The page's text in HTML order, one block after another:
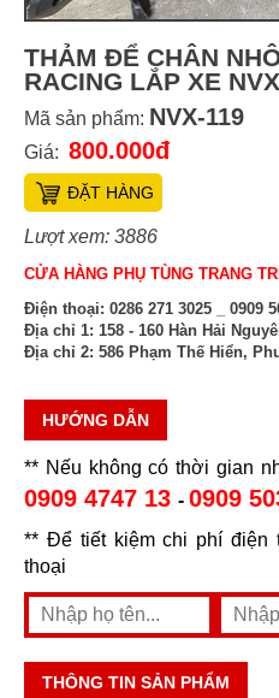
THẢM ĐỂ CHÂN
RACING LẮP XE NVX
Mã sản phẩm: NVX-119
Giá: 800.000đ
ĐẶT HÀNG
Lượt xem: 3886
CỬA HÀNG PHỤ TÙNG TRANG
Điện thoại: 0286 271 3025 _ 0909
Địa chỉ 1: 158 - 160 Hàn Hải
Địa chỉ 2: 586 Phạm Thế Hiển,
HƯỚNG DẪN
** Nếu không có thời gian
0909 4747 13 - 0909
** Để tiết kiệm chi phí điện
thoại
THÔNG TIN SẢN PHẨM